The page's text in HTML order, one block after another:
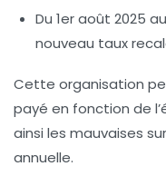
Du 1er août 2025
nouveau taux
Cette organisation
payé en fonction de
ainsi les mauvaises
annuelle.